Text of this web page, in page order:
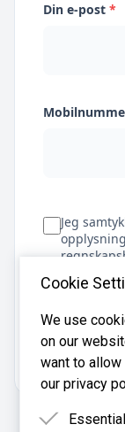
Din e-post *
Jeg
Cookie
We use
on our
want to allow
our privacy